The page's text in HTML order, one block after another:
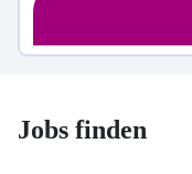
Jobs finden